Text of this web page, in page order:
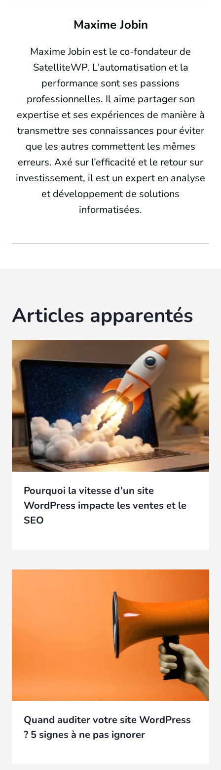
Maxime Jobin
Maxime Jobin est le co-fondateur de
SatelliteWP. L'automatisation et la
performance sont ses passions
professionnelles. Il aime partager son
expertise et ses expériences de manière à
transmettre ses connaissances pour éviter
que les autres commettent les mêmes
erreurs. Axé sur l’efficacité et le retour sur
investissement, il est un expert en analyse
et développement de solutions
informatisées.
Articles apparentés
Pourquoi la vitesse d’un site
WordPress impacte les ventes et le
SEO
Quand auditer votre site WordPress
? 5 signes à ne pas ignorer